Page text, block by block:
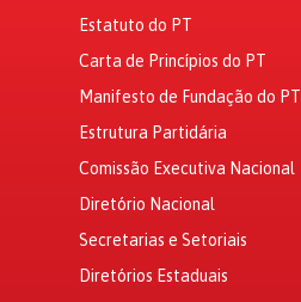
Estatuto do PT
Carta de Princípios do PT
Manifesto de Fundação do PT
Estrutura Partidária
Comissão Executiva Nacional
Diretório Nacional
Secretarias e Setoriais
Diretórios Estaduais